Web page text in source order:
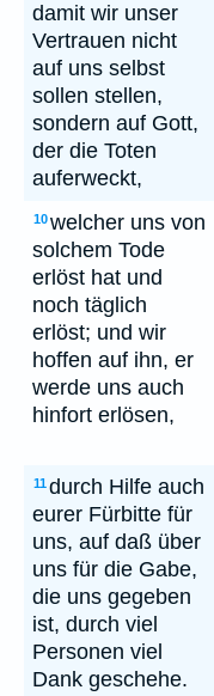
damit wir unser
Vertrauen nicht
auf uns selbst
sollen stellen,
sondern auf Gott,
der die Toten
auferweckt,
10welcher uns von
solchem Tode
erlöst hat und
noch täglich
erlöst; und wir
hoffen auf ihn, er
werde uns auch
hinfort erlösen,
11durch Hilfe auch
eurer Fürbitte für
uns, auf daß über
uns für die Gabe,
die uns gegeben
ist, durch viel
Personen viel
Dank geschehe.